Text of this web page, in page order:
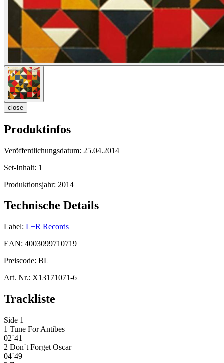
close
Produktinfos
Veröffentlichungsdatum: 25.04.2014
Set-Inhalt: 1
Produktionsjahr: 2014
Technische Details
Label: L+R Records
EAN: 4003099710719
Preiscode: BL
Art. Nr.: X13171071-6
Trackliste
Side 1
1 Tune For Antibes
02´41
2 Don´t Forget Oscar
04´49